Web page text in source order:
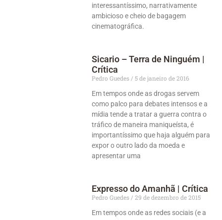
interessantíssimo, narrativamente
ambicioso e cheio de bagagem
cinematográfica.
Sicario – Terra de Ninguém |
Crítica
Pedro Guedes
5 de janeiro de 2016
Em tempos onde as drogas servem
como palco para debates intensos e a
mídia tende a tratar a guerra contra o
tráfico de maneira maniqueísta, é
importantíssimo que haja alguém para
expor o outro lado da moeda e
apresentar uma
Expresso do Amanhã | Crítica
Pedro Guedes
29 de dezembro de 2015
Em tempos onde as redes sociais (e a